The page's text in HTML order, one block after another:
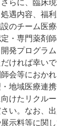
らに、臨床
遇内容、福
のチーム医
・専門薬剤
発プログラ
ければ幸いで
会等におか
地域医療連
けたリクル
い。なお、
示料等に関